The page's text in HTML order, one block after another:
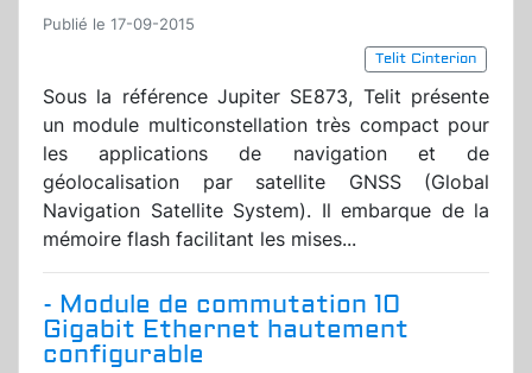
Publié le 17-09-2015
Telit Cinterion
Sous la référence Jupiter SE873, Telit présente
un module multiconstellation très compact pour
les applications de navigation et de
géolocalisation par satellite GNSS (Global
Navigation Satellite System). Il embarque de la
mémoire flash facilitant les mises...
- Module de commutation 10
Gigabit Ethernet hautement
configurable